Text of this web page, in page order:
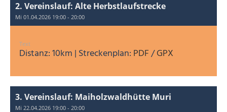
2. Vereinslauf: Alte Herbstlaufstrecke
Mi 01.04.2026 19:00 - 20:00
Text
Distanz: 10km | Streckenplan: PDF/GPX
3. Vereinslauf: Maiholzwaldhütte Muri
Mi 22.04.2026 19:00 - 20:00